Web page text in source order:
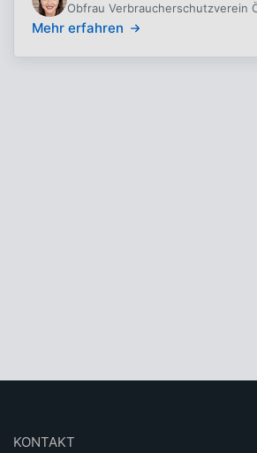
Obfrau Verbraucherschutzverein
Mehr erfahren
KONTAKT